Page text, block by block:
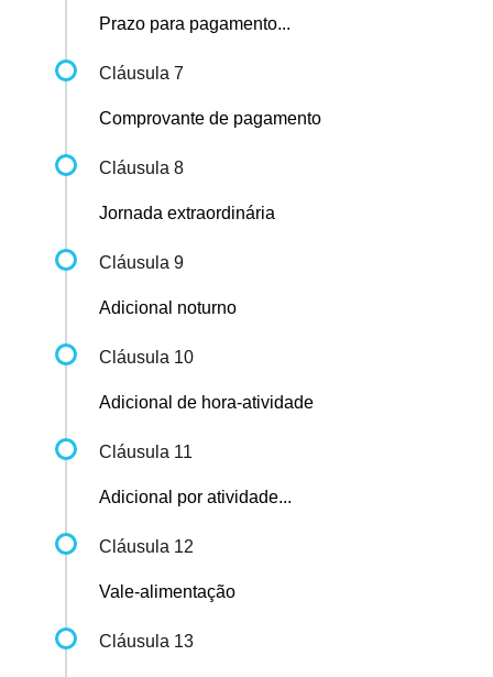
Prazo para pagamento...
Cláusula 7
Comprovante de pagamento
Cláusula 8
Jornada extraordinária
Cláusula 9
Adicional noturno
Cláusula 10
Adicional de hora-atividade
Cláusula 11
Adicional por atividade...
Cláusula 12
Vale-alimentação
Cláusula 13